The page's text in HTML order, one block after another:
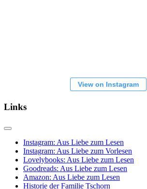
View on Instagram
Links
Instagram: Aus Liebe zum Lesen
Instagram: Aus Liebe zum Vorlesen
Lovelybooks: Aus Liebe zum Lesen
Goodreads: Aus Liebe zum Lesen
Amazon: Aus Liebe zum Lesen
Historie der Familie Tschorn